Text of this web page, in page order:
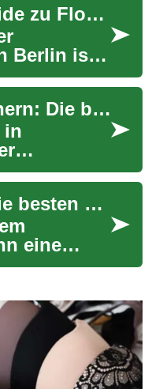
Der ultimative Guide zu Flohmarkt-Shopping in Berlin: Die besten Warehouse Sales & Schnäppchen
Berlin ist
es ist eineSolarstrom speichern: Die besten Batteriesysteme fürs Zuhause
in
auf
Doch SUV-Angebote: Die besten Deals für Ihren neuen Geländewagen
eine
ein